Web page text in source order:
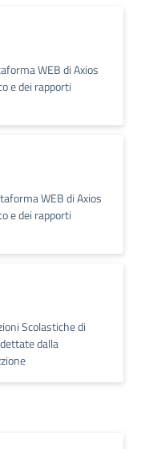
WEB di Axios
e dei rapporti
WEB di Axios
e dei rapporti
Scolastiche di
dalla